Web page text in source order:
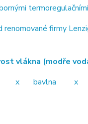
firmy
(modře
x